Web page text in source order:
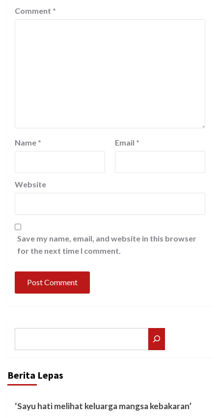
Comment *
Name * Email *
Website
Save my name, email, and website in this browser
for the next time I comment.
Berita Lepas
‘Sayu hati melihat keluarga mangsa kebakaran’